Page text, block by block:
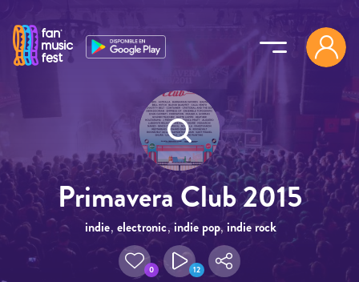
Primavera Club 2015
indie, electronic, indie pop, indie rock
0 12